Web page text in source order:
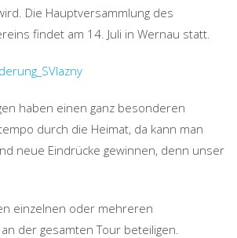
Die Hauptversammlung des
findet am 14. Juli in Wernau statt.
haben einen ganz besonderen
durch die Heimat, da kann man
neue Eindrücke gewinnen, denn unser
einzelnen oder mehreren
der gesamten Tour beteiligen.